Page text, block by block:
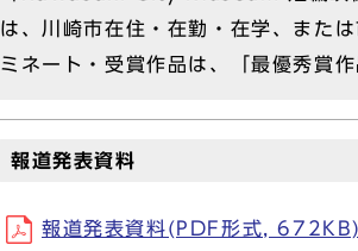
は、川崎市在住・在勤・在学、また
ミネート・受賞作品は、「最優秀賞
報道発表資料
報道発表資料(PDF形式, 672KB)